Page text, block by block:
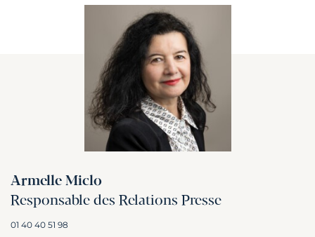
Armelle Miclo
Responsable des Relations Presse
01 40 40 51 98